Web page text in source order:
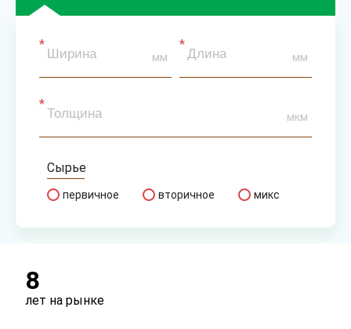
мм мм
мкм
Сырье
первичное вторичное микс
8
лет на рынке